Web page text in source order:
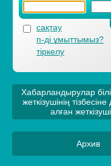
п-ді ұмыттымыз?
сақтау
тіркелу
Хабарландырулар
жеткізушінің
алған
Архив